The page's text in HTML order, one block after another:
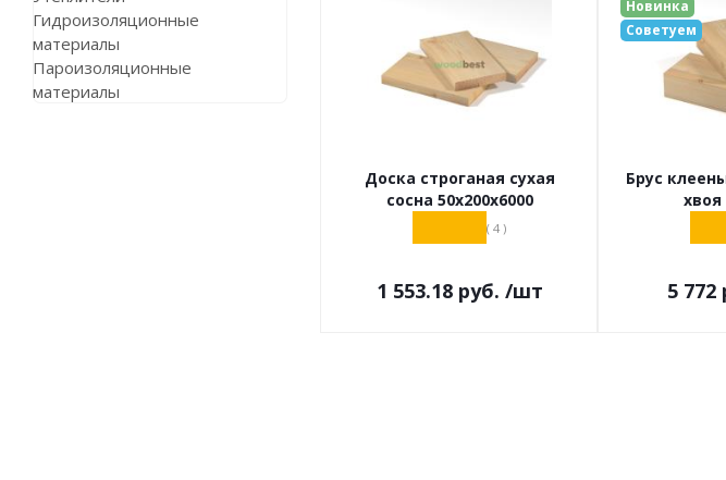
Доска строганая сухая
сосна 50х200х6000
( 4 )
1 553.18руб. /шт
Новинка
Советуем
Брус
хвоя
5 772
Гидроизоляционные
материалы
Пароизоляционные
материалы